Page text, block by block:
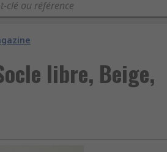
libre, Beige,